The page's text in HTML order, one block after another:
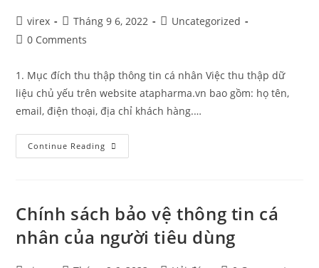
virex Tháng 9 6, 2022
Uncategorized
0 Comments
1. Mục đích thu thập thông tin cá nhân Việc thu thập dữ
liệu chủ yếu trên website atapharma.vn bao gồm: họ tên,
email, điện thoại, địa chỉ khách hàng.…
Continue Reading
Chính sách bảo vệ thông tin cá
nhân của người tiêu dùng